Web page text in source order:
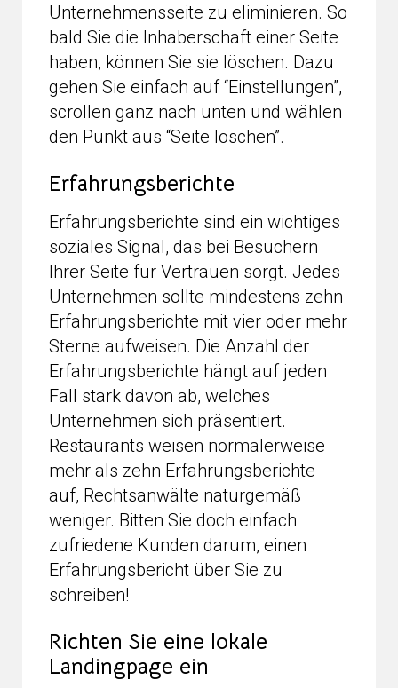
Unternehmensseite zu eliminieren. So
bald Sie die Inhaberschaft einer Seite
haben, können Sie sie löschen. Dazu
gehen Sie einfach auf “Einstellungen”,
scrollen ganz nach unten und wählen
den Punkt aus “Seite löschen”.
Erfahrungsberichte
Erfahrungsberichte sind ein wichtiges
soziales Signal, das bei Besuchern
Ihrer Seite für Vertrauen sorgt. Jedes
Unternehmen sollte mindestens zehn
Erfahrungsberichte mit vier oder mehr
Sterne aufweisen. Die Anzahl der
Erfahrungsberichte hängt auf jeden
Fall stark davon ab, welches
Unternehmen sich präsentiert.
Restaurants weisen normalerweise
mehr als zehn Erfahrungsberichte
auf, Rechtsanwälte naturgemäß
weniger. Bitten Sie doch einfach
zufriedene Kunden darum, einen
Erfahrungsbericht über Sie zu
schreiben!
Richten Sie eine lokale
Landingpage ein